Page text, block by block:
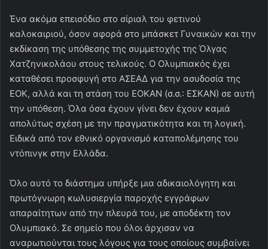
Ένα ακόμα επεισόδιο στο σίριαλ του φετινού
καλοκαιριού, όσον αφορά στο μπάσκετ Γυναικών και την
εκδίκαση της υπόθεσης της συμμετοχής της Όλγας
Χατζηνικολάου στους τελικούς. Ο Ολυμπιακός έχει
καταθέσει προσφυγή στο ΑΣΕΑΔ για την ασυδοσία της
ΕΟΚ, αλλά και τη στάση του ΕΟΚΑΝ (σ.σ.: ΕΣΚΑΝ) σε αυτή
την υπόθεση. Όλα όσα έχουν γίνει δεν έχουν καμιά
απολύτως σχέση με την πραγματικότητα και τη λογική.
Ειδικά από τον εθνικό οργανισμό καταπολέμησης του
ντόπινγκ στην Ελλάδα.
Όλο αυτό το διάστημα υπήρξε μια αδικαιολόγητη και
πρωτόγνωρη κωλυσιεργία παροχής εγγράφων
απαραίτητων από την πλευρά του, με αποδέκτη τον
Ολυμπιακό. Σε σημείο που όλοι άρχισαν να
αναρωτιούνται τους λόγους για τους οποίους συμβαίνει